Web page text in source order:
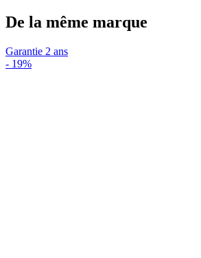
De la même marque
Garantie 2 ans
- 19%